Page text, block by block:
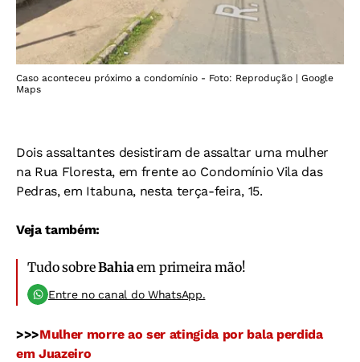
Caso aconteceu próximo a condomínio - Foto: Reprodução | Google
Maps
Dois assaltantes desistiram de assaltar uma mulher
na Rua Floresta, em frente ao Condomínio Vila das
Pedras, em Itabuna, nesta terça-feira, 15.
Veja também:
Tudo sobreBahia em primeira mão!
Entre no canal do WhatsApp.
>>>Mulher morre ao ser atingida por bala perdida
em Juazeiro